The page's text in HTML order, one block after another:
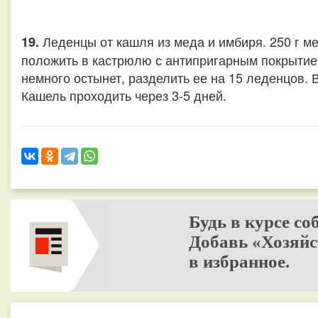
19. Леденцы от кашля из меда и имбиря. 250 г
положить в кастрюлю с антипригарным
немного остынет, разделить ее на 15 леденцов.
Кашель проходить через 3-5 дней.
Будь в курсе
Добавь
в избранное.